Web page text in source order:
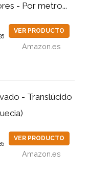
- Por metro...
VER PRODUCTO
Amazon.es
- Translúcido
VER PRODUCTO
Amazon.es